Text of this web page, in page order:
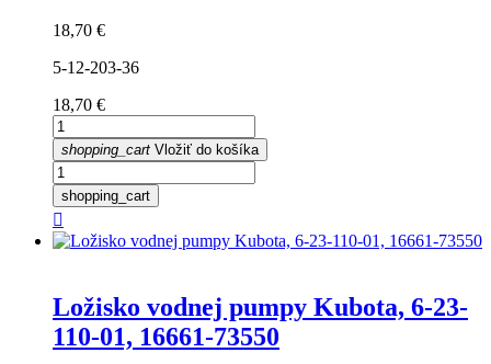
Cena
18,70 €
5-12-203-36
Cena
18,70 €
shopping_cart Vložiť do košíka
shopping_cart

Ložisko vodnej pumpy Kubota, 6-23-
110-01, 16661-73550